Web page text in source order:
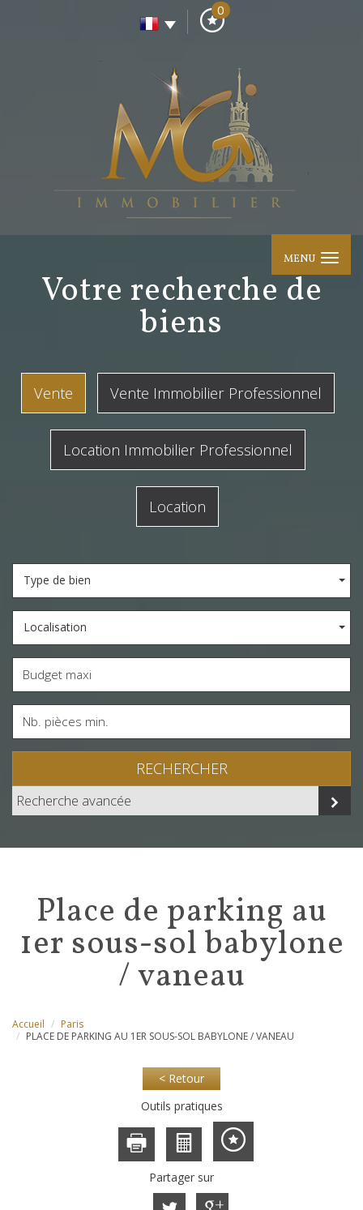
0
MENU
votre recherche de
biens
Vente Vente Immobilier Professionnel
Location Immobilier Professionnel
Location
Type de bien
Localisation
RECHERCHER
Recherche avancée
place de parking au
1er sous-sol babylone
/ vaneau
Accueil
Paris
PLACE DE PARKING AU 1ER SOUS-SOL BABYLONE / VANEAU
< Retour
Outils pratiques
Partager sur